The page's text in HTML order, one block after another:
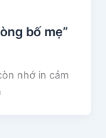
bố mẹ”
nhớ in cảm